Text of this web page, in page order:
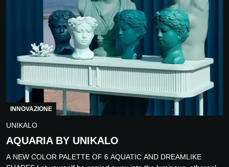
INNOVAZIONE
UNIKALO
AQUARIA BY UNIKALO
A NEW COLOR PALETTE OF 6 AQUATIC AND DREAMLIKE